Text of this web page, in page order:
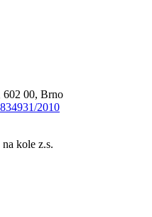
602 00, Brno
2010
kole z.s.